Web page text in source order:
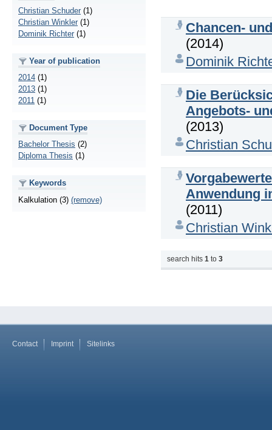
Christian Schuder(1)
Christian Winkler (1)
Dominik Richter (1)
Year of publication
2014 (1)
2013 (1)
2011 (1)
Document Type
Bachelor Thesis (2)
Diploma Thesis (1)
Keywords
Kalkulation (3) (remove)
Chancen-
(2014)
Dominik
Die
Angebots-
(2013)
Christian
Anwendung
(2011)
Christian
search hits 1 to 3
Contact Imprint Sitelinks